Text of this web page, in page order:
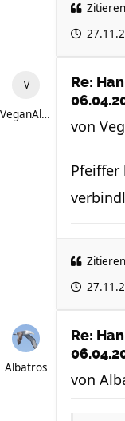
Zitieren
VeganAlex
Re:
von
Pfeiffer
Zitieren
Albatros
Re:
von